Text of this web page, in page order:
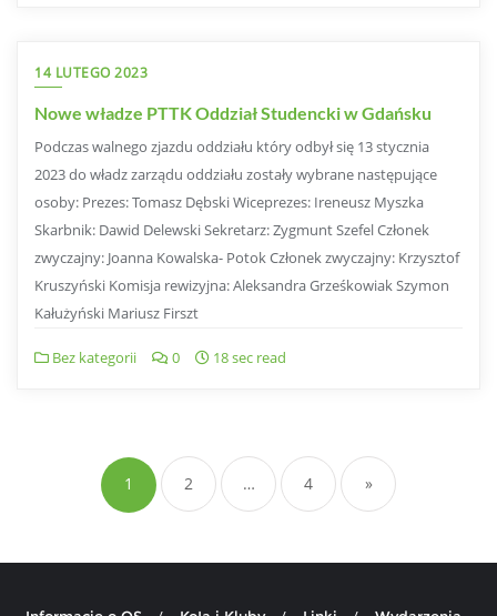
14 LUTEGO 2023
Nowe władze PTTK Oddział Studencki w Gdańsku
Podczas walnego zjazdu oddziału który odbył się 13 stycznia
2023 do władz zarządu oddziału zostały wybrane następujące
osoby: Prezes: Tomasz Dębski Wiceprezes: Ireneusz Myszka
Skarbnik: Dawid Delewski Sekretarz: Zygmunt Szefel Członek
zwyczajny: Joanna Kowalska- Potok Członek zwyczajny: Krzysztof
Kruszyński Komisja rewizyjna: Aleksandra Grześkowiak Szymon
Kałużyński Mariusz Firszt
Bez kategorii 0 18 sec read
wpisów
1 2 … 4 »